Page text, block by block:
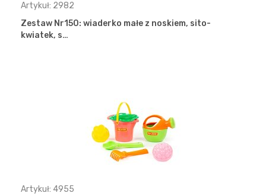
Artykuł: 2982
Zestaw Nr150: wiaderko małe z noskiem, sito-
kwiatek, s…
Artykuł: 4955